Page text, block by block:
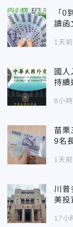
「0
讀函
1天前
國人
持續
8小
苗
9名
1天前
川普
美投
17小